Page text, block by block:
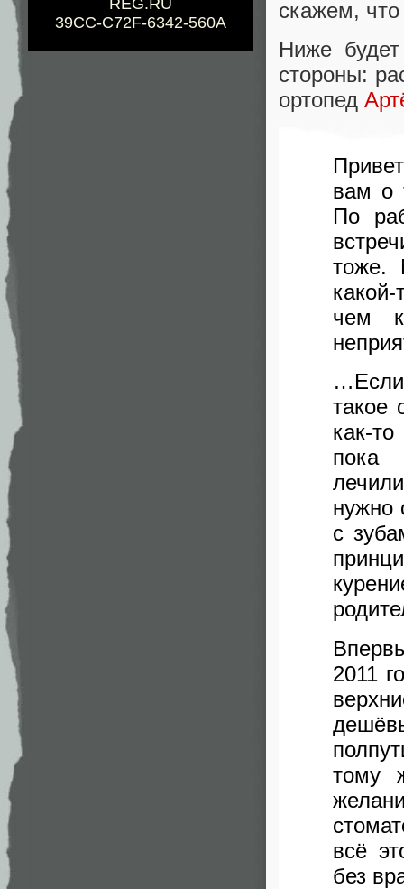
REG.RU
39CC-C72F-6342-560A
скажем,
Ниже
стороны:
ортопед
вам о
По
тоже.
чем
…Если
такое
как-
пока
нужно
с
2011
тому
всё
без